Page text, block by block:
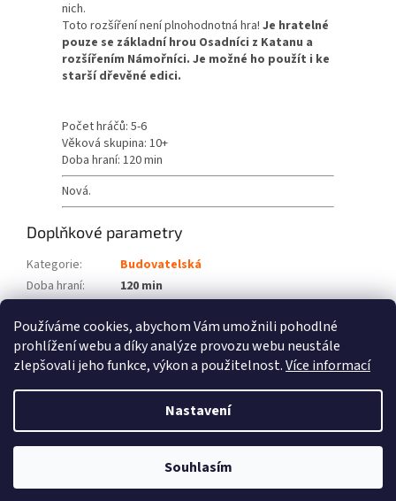
Používáme cookies, abychom Vám umožnili pohodlné
prohlížení webu a díky analýze provozu webu neustále
zlepšovali jeho funkce, výkon a použitelnost.Více informací
Nastavení
Souhlasím
nich.
Toto rozšíření není plnohodnotná hra! Je hratelné
pouze se základní hrou Osadníci z Katanu a
rozšířením Námořníci. Je možné ho použít i ke
starší dřevěné edici.
Počet hráčů: 5-6
Věková skupina: 10+
Doba hraní: 120 min
Nová.
Doplňkové parametry
Kategorie:
Budovatelská
Doba hraní:
120 min
Věková skupina: 10+
Vytvořil Shoptet
Fénix hry. Všechna práva vyhrazena.